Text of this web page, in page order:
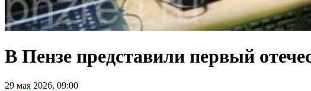
В Пензе представили первый
29 мая 2026, 09:00